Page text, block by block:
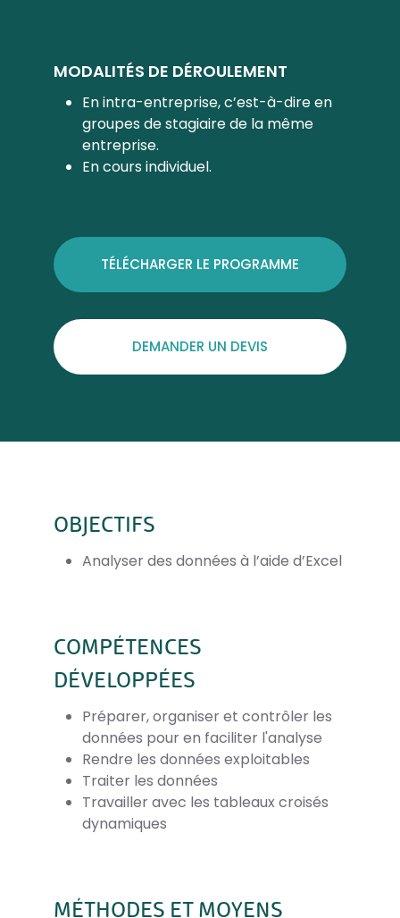
MODALITÉS DE DÉROULEMENT
En intra-entreprise, c’est-à-dire en
groupes de stagiaire de la même
entreprise.
En cours individuel.
TÉLÉCHARGER LE PROGRAMME
DEMANDER UN DEVIS
OBJECTIFS
Analyser des données à l’aide d’Excel
COMPÉTENCES
DÉVELOPPÉES
Préparer, organiser et contrôler les
données pour en faciliter l'analyse
Rendre les données exploitables
Traiter les données
Travailler avec les tableaux croisés
dynamiques
MÉTHODES ET MOYENS